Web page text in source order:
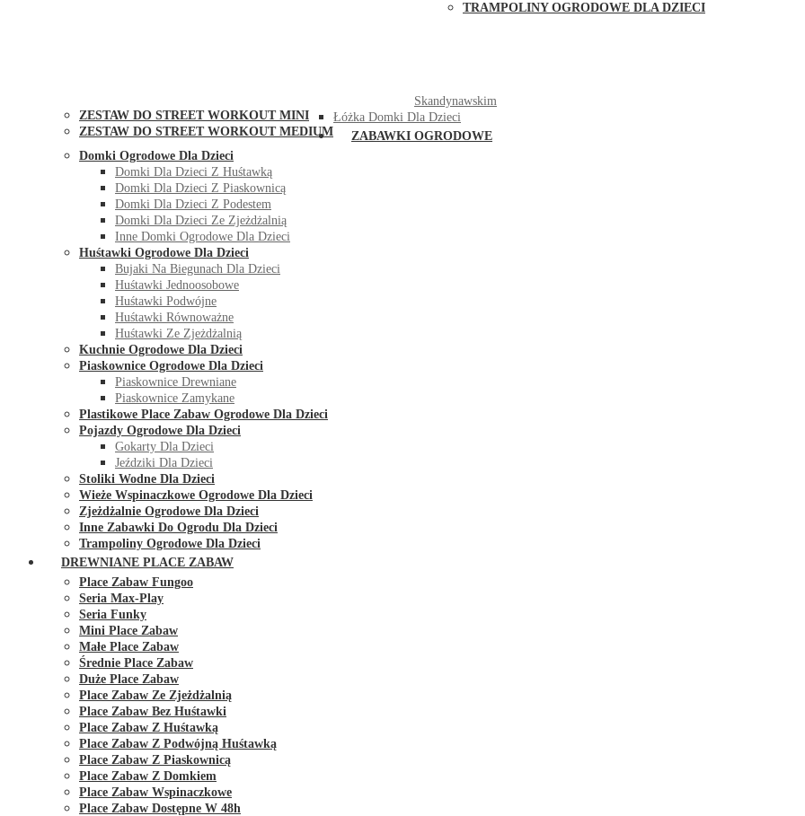
TRAMPOLINY OGRODOWE DLA DZIECI
ZESTAW DO STREET WORKOUT MINI
ZESTAW DO STREET WORKOUT MEDIUM
Skandynawskim
Łóżka Domki Dla Dzieci
ZABAWKI OGRODOWE
Domki Ogrodowe Dla Dzieci
Domki Dla Dzieci Z Huśtawką
Domki Dla Dzieci Z Piaskownicą
Domki Dla Dzieci Z Podestem
Domki Dla Dzieci Ze Zjeżdżalnią
Inne Domki Ogrodowe Dla Dzieci
Huśtawki Ogrodowe Dla Dzieci
Bujaki Na Biegunach Dla Dzieci
Huśtawki Jednoosobowe
Huśtawki Podwójne
Huśtawki Równoważne
Huśtawki Ze Zjeżdżalnią
Kuchnie Ogrodowe Dla Dzieci
Piaskownice Ogrodowe Dla Dzieci
Piaskownice Drewniane
Piaskownice Zamykane
Plastikowe Place Zabaw Ogrodowe Dla Dzieci
Pojazdy Ogrodowe Dla Dzieci
Gokarty Dla Dzieci
Jeździki Dla Dzieci
Stoliki Wodne Dla Dzieci
Wieże Wspinaczkowe Ogrodowe Dla Dzieci
Zjeżdżalnie Ogrodowe Dla Dzieci
Inne Zabawki Do Ogrodu Dla Dzieci
Trampoliny Ogrodowe Dla Dzieci
DREWNIANE PLACE ZABAW
Place Zabaw Fungoo
Seria Max-Play
Seria Funky
Mini Place Zabaw
Małe Place Zabaw
Średnie Place Zabaw
Duże Place Zabaw
Place Zabaw Ze Zjeżdżalnią
Place Zabaw Bez Huśtawki
Place Zabaw Z Huśtawką
Place Zabaw Z Podwójną Huśtawką
Place Zabaw Z Piaskownicą
Place Zabaw Z Domkiem
Place Zabaw Wspinaczkowe
Place Zabaw Dostępne W 48h